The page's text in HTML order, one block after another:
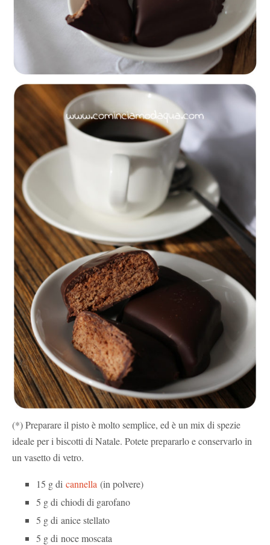
(*) Preparare il pisto è molto semplice, ed è un mix di spezie
ideale per i biscotti di Natale. Potete prepararlo e conservarlo in
un vasetto di vetro.
15 g di cannella (in polvere)
5 g di chiodi di garofano
5 g di anice stellato
5 g di noce moscata